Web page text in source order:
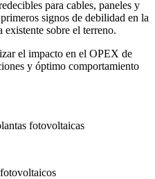
para cables, paneles y
signos de debilidad en la
sobre el terreno.
el impacto en el OPEX de
y óptimo comportamiento
fotovoltaicas